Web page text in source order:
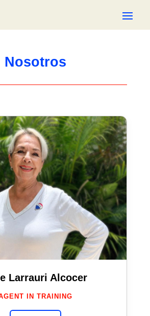
Nosotros
Larrauri Alcocer
IN TRAINING